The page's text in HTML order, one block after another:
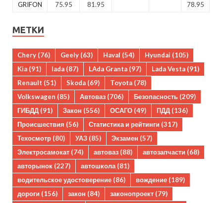
GRIFON
75.95 81.95 78.95
МЕТКИ
Chery (76) Geely (63) Haval (54) Hyundai (105)
Kia (91) lada (87) LAda Granta (97) Lada Vesta (91)
Renault (51) Skoda (69) Toyota (78)
Volkswagen (85) Автоваз (706) Безопасность (209)
ГИБДД (91) Закон (556) ОСАГО (49) ПДД (136)
Происшествия (56) Статистика и рейтинги (317)
Техосмотр (80) УАЗ (85) Экзамен (57)
Электросамокат (74) автоваз (88) автозапчасти (68)
авторынок (227) автошкола(81)
водительское удостоверение (86) вождение (189)
дороги (156) закон (84) законопроект (79)